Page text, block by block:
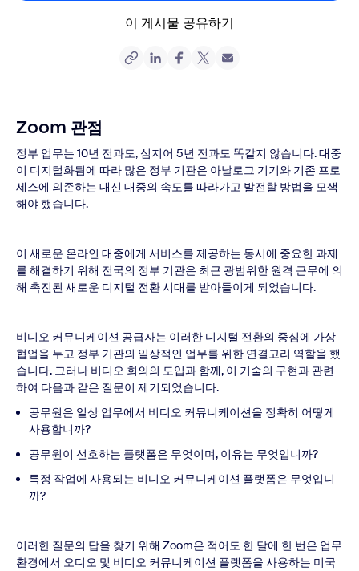
이 게시물 공유하기
Zoom 관점
정부 업무는 10년 전과도, 심지어 5년 전과도 똑같지 않습니다. 대중
이 디지털화됨에 따라 많은 정부 기관은 아날로그 기기와 기존 프로
세스에 의존하는 대신 대중의 속도를 따라가고 발전할 방법을 모색
해야 했습니다.
이 새로운 온라인 대중에게 서비스를 제공하는 동시에 중요한 과제
를 해결하기 위해 전국의 정부 기관은 최근 광범위한 원격 근무에 의
해 촉진된 새로운 디지털 전환 시대를 받아들이게 되었습니다.
비디오 커뮤니케이션 공급자는 이러한 디지털 전환의 중심에 가상
협업을 두고 정부 기관의 일상적인 업무를 위한 연결고리 역할을 했
습니다. 그러나 비디오 회의의 도입과 함께, 이 기술의 구현과 관련
하여 다음과 같은 질문이 제기되었습니다.
공무원은 일상 업무에서 비디오 커뮤니케이션을 정확히 어떻게
사용합니까?
공무원이 선호하는 플랫폼은 무엇이며, 이유는 무엇입니까?
특정 작업에 사용되는 비디오 커뮤니케이션 플랫폼은 무엇입니
까?
이러한 질문의 답을 찾기 위해 Zoom은 적어도 한 달에 한 번은 업무
환경에서 오디오 및 비디오 커뮤니케이션 플랫폼을 사용하는 미국